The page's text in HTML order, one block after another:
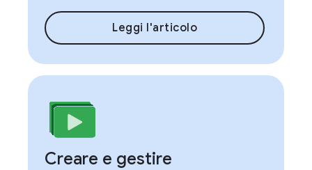
Leggi l'articolo
Creare e gestire